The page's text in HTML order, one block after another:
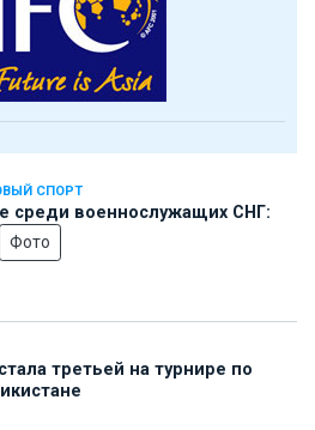
СПОРТ
среди военнослужащих СНГ:
Фото
третьей на турнире по